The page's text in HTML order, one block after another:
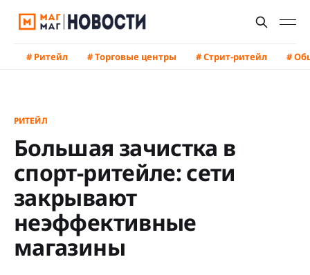
# Ритейл # Торговые центры # Стрит-ритейл #
РИТЕЙЛ
Большая зачистка в
спорт-ритейле: сети
закрывают
неэффективные
магазины